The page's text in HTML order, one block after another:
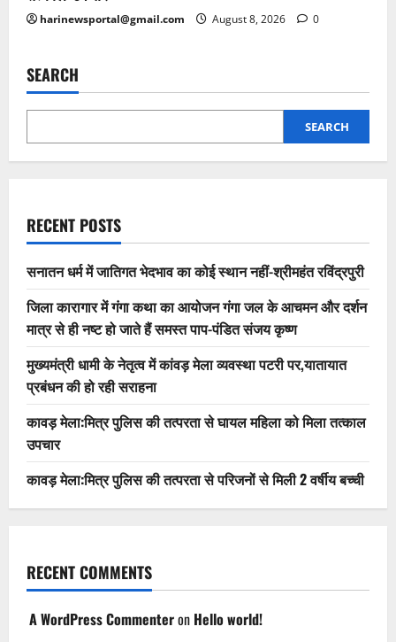
harinewsportal@gmail.com August 8, 2026 0
SEARCH
SEARCH
RECENT POSTS
सनातन धर्म में जातिगत भेदभाव का कोई स्थान नहीं-श्रीमहंत रविंद्रपुरी
जिला कारागार में गंगा कथा का आयोजन गंगा जल के आचमन और दर्शन
मात्र से ही नष्ट हो जाते हैं समस्त पाप-पंडित संजय कृष्ण
मुख्यमंत्री धामी के नेतृत्व में कांवड़ मेला व्यवस्था पटरी पर,यातायात
प्रबंधन की हो रही सराहना
कावड़ मेला:मित्र पुलिस की तत्परता से घायल महिला को मिला तत्काल
उपचार
कावड़ मेला:मित्र पुलिस की तत्परता से परिजनों से मिली 2 वर्षीय बच्ची
RECENT COMMENTS
A WordPress Commenteron Hello world!